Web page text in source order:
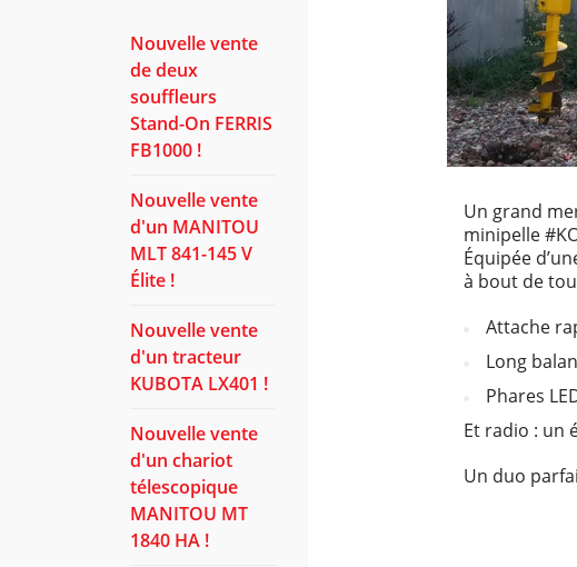
Nouvelle vente
de deux
souffleurs
Stand-On FERRIS
FB1000 !
Nouvelle vente
d'un MANITOU
MLT 841-145 V
Élite !
Nouvelle vente
d'un tracteur
KUBOTA LX401 !
Nouvelle vente
d'un chariot
télescopique
MANITOU MT
1840 HA !
Un grand
minipelle
Équipée
à bout de
Attache
Long
Phares
Et radio : un
Un duo